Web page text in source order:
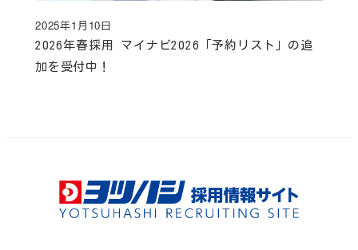
2026年春採用 マイナビ2026「予約リスト」の追
加を受付中！
投稿日
2025年1月10日